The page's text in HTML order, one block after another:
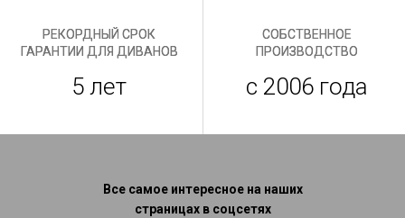
РЕКОРДНЫЙ СРОК
ГАРАНТИИ ДЛЯ ДИВАНОВ
5 лет
СОБСТВЕННОЕ
ПРОИЗВОДСТВО
с 2006 года
Все самое интересное на наших
страницах в соцсетях